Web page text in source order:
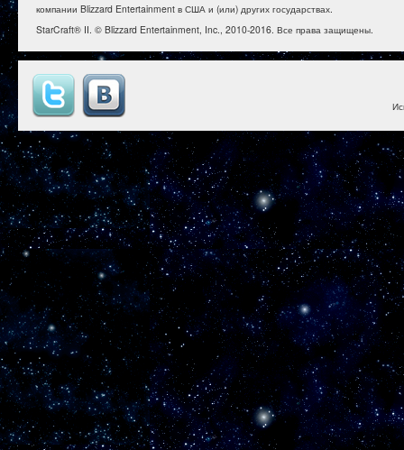
компании Blizzard Entertainment в США и (или) других государствах.
StarCraft® II. © Blizzard Entertainment, Inc., 2010-2016. Все права защищены.